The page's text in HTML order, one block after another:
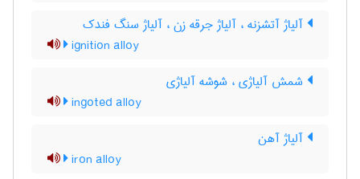
آلیاژ آتشزنه ، آلیاژ جرقه زن ، آلیاژ سنگ فندک
ignition alloy
شمش آلیاژی ، شوشه آلیاژی
ingoted alloy
آلیاژ آهن
iron alloy